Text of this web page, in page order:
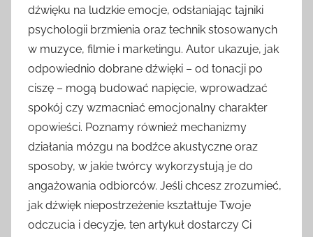
dźwięku na ludzkie emocje, odsłaniając tajniki
psychologii brzmienia oraz technik stosowanych
w muzyce, filmie i marketingu. Autor ukazuje, jak
odpowiednio dobrane dźwięki – od tonacji po
ciszę – mogą budować napięcie, wprowadzać
spokój czy wzmacniać emocjonalny charakter
opowieści. Poznamy również mechanizmy
działania mózgu na bodźce akustyczne oraz
sposoby, w jakie twórcy wykorzystują je do
angażowania odbiorców. Jeśli chcesz zrozumieć,
jak dźwięk niepostrzeżenie kształtuje Twoje
odczucia i decyzje, ten artykuł dostarczy Ci